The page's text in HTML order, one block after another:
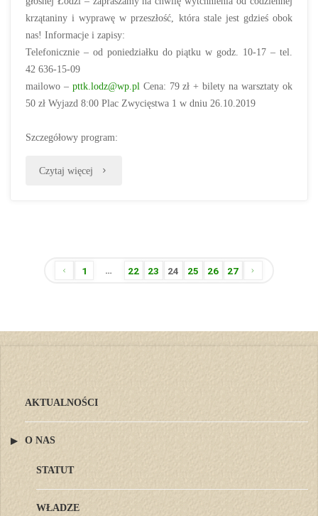
krzątaniny i wyprawę w przeszłość, która stale jest gdzieś obok
nas! Informacje i zapisy:
Telefonicznie – od poniedziałku do piątku w godz. 10-17 – tel.
42 636-15-09
mailowo – pttk.lodz@wp.pl Cena: 79 zł + bilety na warsztaty ok
50 zł Wyjazd 8:00 Plac Zwycięstwa 1 w dniu 26.10.2019
Szczegółowy program:
Czytaj więcej „U
wpisów
1 … 22 23 24 25 26 27
AKTUALNOŚCI
O NAS
STATUT
WŁADZE